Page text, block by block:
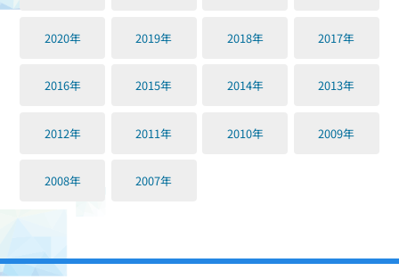
2020年 2019年 2018年 2017年
2016年 2015年 2014年 2013年
2012年 2011年 2010年 2009年
2008年 2007年